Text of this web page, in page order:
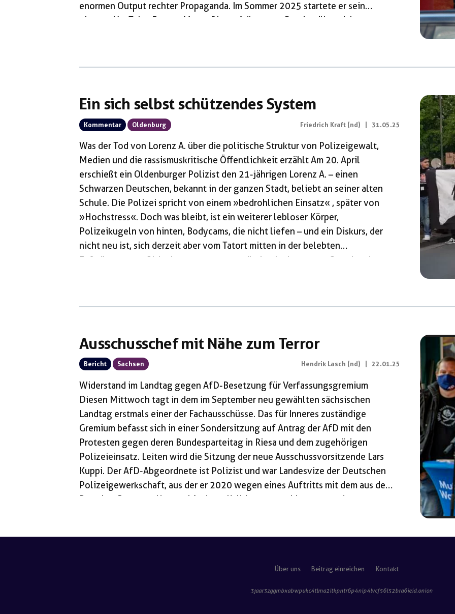
enormen Output rechter Propaganda. Im Sommer 2025 startete er sein
eigenes YouTube-Format Marco Pino’s Adlerauge. Damit will er sich nun
Ein sich selbst schützendes System
Kommentar Oldenburg Friedrich Kraft (nd) 31.05.25
Was der Tod von Lorenz A. über die politische Struktur von Polizeigewalt,
Medien und die rassismuskritische Öffentlichkeit erzählt Am 20. April
erschießt ein Oldenburger Polizist den 21-jährigen Lorenz A. – einen
Schwarzen Deutschen, bekannt in der ganzen Stadt, beliebt an seiner alten
Schule. Die Polizei spricht von einem »bedrohlichen Einsatz« , später von
»Hochstress«. Doch was bleibt, ist ein weiterer lebloser Körper,
Polizeikugeln von hinten, Bodycams, die nicht liefen – und ein Diskurs, der
nicht neu ist, sich derzeit aber vom Tatort mitten in der belebten
Fußgängerzone Oldenburgs aus neu entzündet. In den ersten Stunden des
Ausschusschef mit Nähe zum Terror
Bericht Sachsen Hendrik Lasch (nd) 22.01.25
Widerstand im Landtag gegen AfD-Besetzung für Verfassungsgremium
Diesen Mittwoch tagt in dem im September neu gewählten sächsischen
Landtag erstmals einer der Fachausschüsse. Das für Inneres zuständige
Gremium befasst sich in einer Sondersitzung auf Antrag der AfD mit den
Protesten gegen deren Bundesparteitag in Riesa und dem zugehörigen
Polizeieinsatz. Leiten wird die Sitzung der neue Ausschussvorsitzende Lars
Kuppi. Der AfD-Abgeordnete ist Polizist und war Landesvize der Deutschen
Polizeigewerkschaft, aus der er 2020 wegen eines Auftritts mit dem aus der
Partei geflogenen Neonazi Andreas Kalbitz ausgeschlossen wurde. 2022
Über uns Beitrag einreichen Kontakt
3jaar3zggmbxabwpukc4tlma2itkpntr6p4nip4lvcf56l52bra6ieid.onion